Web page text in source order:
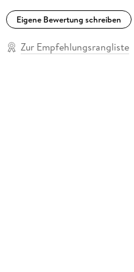
Eigene Bewertung schreiben
Zur Empfehlungsrangliste